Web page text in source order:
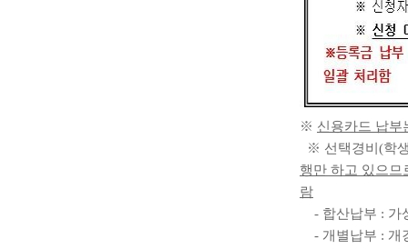
※ 신용카드 납부
※ 선택경비 (학
행만 하고 있으
람
- 합산납부 : 가
- 개별납부 : 개